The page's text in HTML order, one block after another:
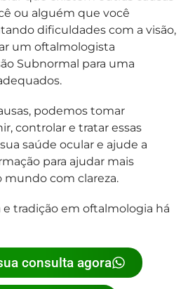
ou alguém que você
dificuldades com a visão,
um oftalmologista
Subnormal para uma
podemos tomar
controlar e tratar essas
saúde ocular e ajude a
para ajudar mais
mundo com clareza.
e tradição em oftalmologia há
consulta agora